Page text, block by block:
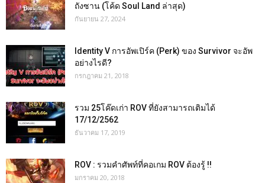
ถังซาน (โค้ด Soul Land ล่าสุด)
กันยายน 27, 2024
Identity V การอัพเปิร์ค (Perk) ของ Survivor จะอัพ
อย่างไรดี?
กรกฎาคม 21, 2018
รวม 25โค๊ดเก่า ROV ที่ยังสามารถเติมได้
17/12/2562
ธันวาคม 17, 2019
ROV : รวมคำศัพท์ที่คอเกม ROV ต้องรู้ !!
มกราคม 20, 2018